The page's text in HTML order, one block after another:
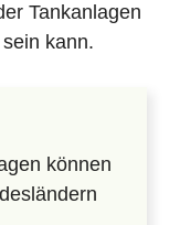
Tankanlagen
kann.
können